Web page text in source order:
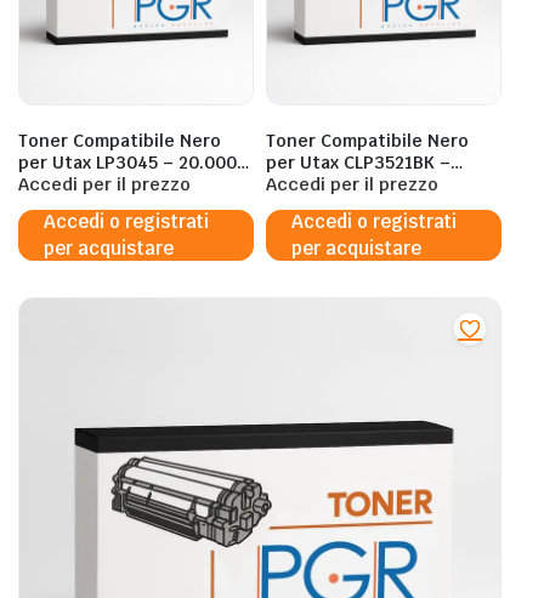
Toner Compatibile Nero
per Utax LP3045 – 20.000
Pagine al 5%
Accedi per il prezzo
Accedi o registrati
per acquistare
Toner Compatibile Nero
per Utax CLP3521BK –
5.000 Pagine al 5%
Accedi per il prezzo
Accedi o registrati
per acquistare